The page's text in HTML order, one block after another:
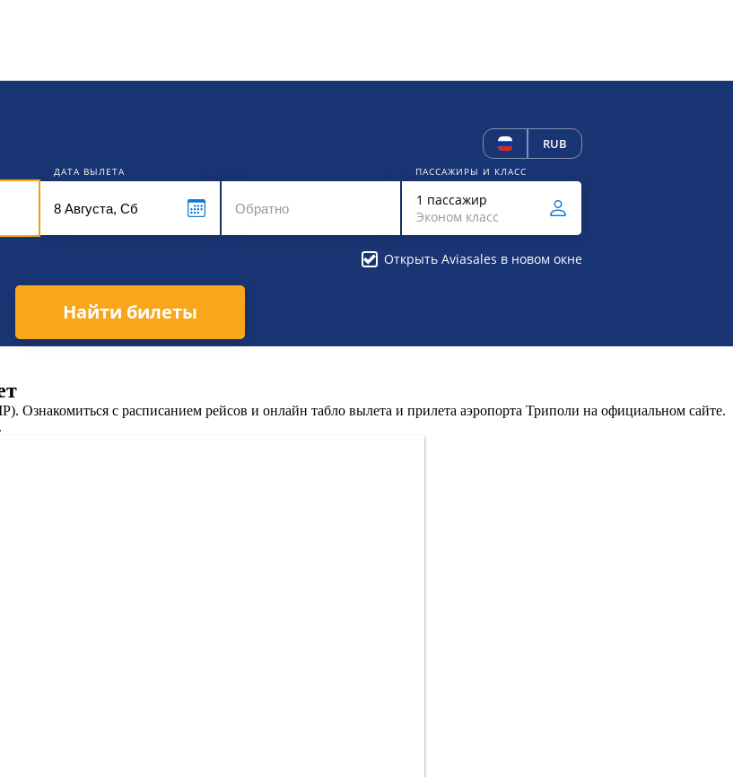
RUB
ДАТА ВЫЛЕТА ПАССАЖИРЫ И КЛАСС
1 пассажир
Эконом класс
Открыть Aviasales в новом окне
Найти билеты
с расписанием рейсов и онлайн табло вылета и прилета аэропорта Триполи на официальном сайте.